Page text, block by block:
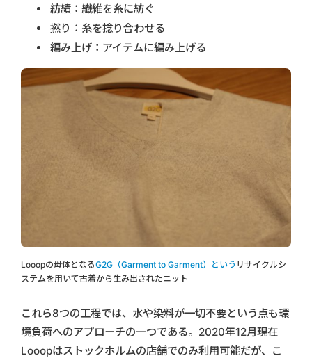
紡績：繊維を糸に紡ぐ
撚り：糸を捻り合わせる
編み上げ：アイテムに編み上げる
Looopの母体となるG2G（Garment to Garment） という リサイクルシ
ステムを用いて古着から生み出されたニット
これら8つの工程では、水や染料が一切不要という点も環
境負荷へのアプローチの一つである。2020年12月現在
Looopはストックホルムの店舗でのみ利用可能だが、こ